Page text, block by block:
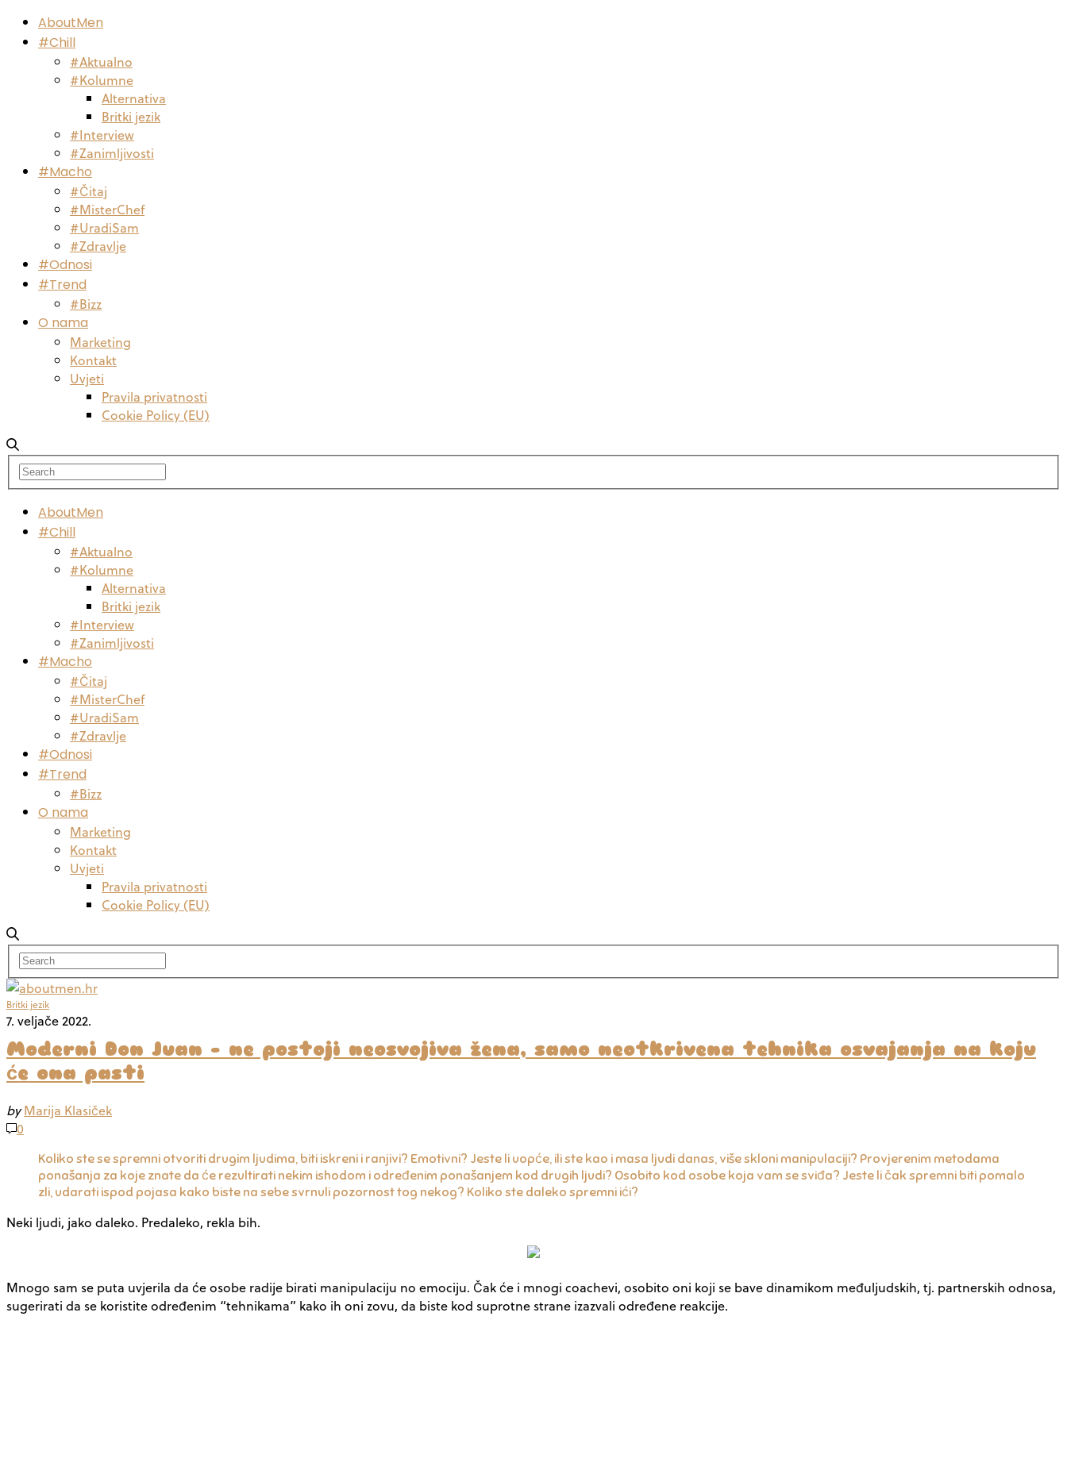
AboutMen
#Chill
#Aktualno
#Kolumne
Alternativa
Britki jezik
#Interview
#Zanimljivosti
#Macho
#Čitaj
#MisterChef
#UradiSam
#Zdravlje
#Odnosi
#Trend
#Bizz
O nama
Marketing
Kontakt
Uvjeti
Pravila privatnosti
Cookie Policy (EU)
AboutMen
#Chill
#Aktualno
#Kolumne
Alternativa
Britki jezik
#Interview
#Zanimljivosti
#Macho
#Čitaj
#MisterChef
#UradiSam
#Zdravlje
#Odnosi
#Trend
#Bizz
O nama
Marketing
Kontakt
Uvjeti
Pravila privatnosti
Cookie Policy (EU)
Britki jezik
7. veljače 2022.
Moderni Don Juan – ne postoji neosvojiva žena, samo neotkrivena tehnika osvajanja na koju
će ona pasti
by Marija Klasiček
0
Koliko ste se spremni otvoriti drugim ljudima, biti iskreni i ranjivi? Emotivni? Jeste li uopće, ili ste kao i masa ljudi danas, više skloni manipulaciji? Provjerenim metodama
ponašanja za koje znate da će rezultirati nekim ishodom i određenim ponašanjem kod drugih ljudi? Osobito kod osobe koja vam se sviđa? Jeste li čak spremni biti pomalo
zli, udarati ispod pojasa kako biste na sebe svrnuli pozornost tog nekog? Koliko ste daleko spremni ići?
Neki ljudi, jako daleko. Predaleko, rekla bih.
Mnogo sam se puta uvjerila da će osobe radije birati manipulaciju no emociju. Čak će i mnogi coachevi, osobito oni koji se bave dinamikom međuljudskih, tj. partnerskih odnosa,
sugerirati da se koristite određenim “tehnikama” kako ih oni zovu, da biste kod suprotne strane izazvali određene reakcije.